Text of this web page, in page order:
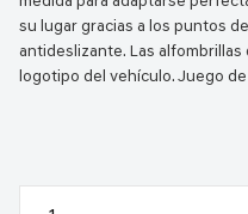
su lugar gracias a los puntos
antideslizante. Las alfombrillas
logotipo del vehículo. Juego de